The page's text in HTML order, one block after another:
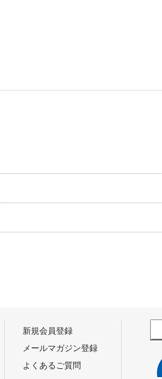
新規会員登録
メールマガジン登録
よくあるご質問